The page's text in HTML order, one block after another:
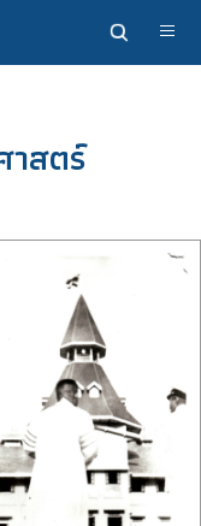
สตร์